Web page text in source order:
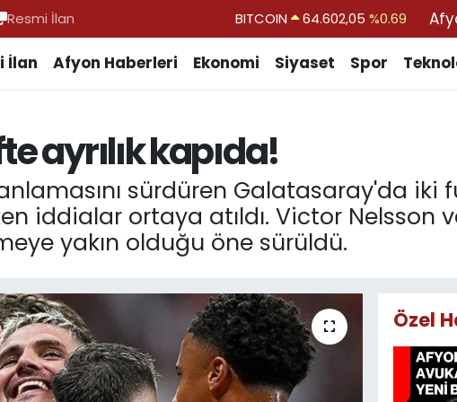
Resmi İlan DOLAR 47,6006 %0.06
EURO
İlan Afyon Haberleri Ekonomi Siyaset Spor
ayrılık kapıda!
sürdüren Galatasaray'da iki
iddialar ortaya atıldı. Victor Nelsson
yakın olduğu öne sürüldü.
Özel